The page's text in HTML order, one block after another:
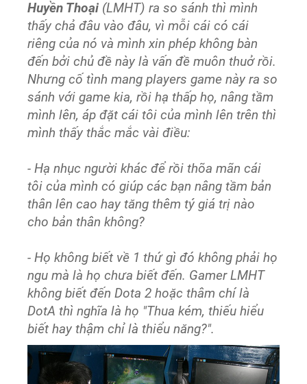
Huyền Thoại (LMHT) ra so sánh thì mình
thấy chả đâu vào đâu, vì mỗi cái có cái
riêng của nó và mình xin phép không bàn
đến bởi chủ đề này là vấn đề muôn thuở rồi.
Nhưng cố tình mang players game này ra so
sánh với game kia, rồi hạ thấp họ, nâng tầm
mình lên, áp đặt cái tôi của mình lên trên thì
mình thấy thắc mắc vài điều:
- Hạ nhục người khác để rồi thõa mãn cái
tôi của mình có giúp các bạn nâng tầm bản
thân lên cao hay tăng thêm tý giá trị nào
cho bản thân không?
- Họ không biết về 1 thứ gì đó không phải họ
ngu mà là họ chưa biết đến. Gamer LMHT
không biết đến Dota 2 hoặc thâm chí là
DotA thì nghĩa là họ "Thua kém, thiếu hiểu
biết hay thậm chỉ là thiểu năng?".